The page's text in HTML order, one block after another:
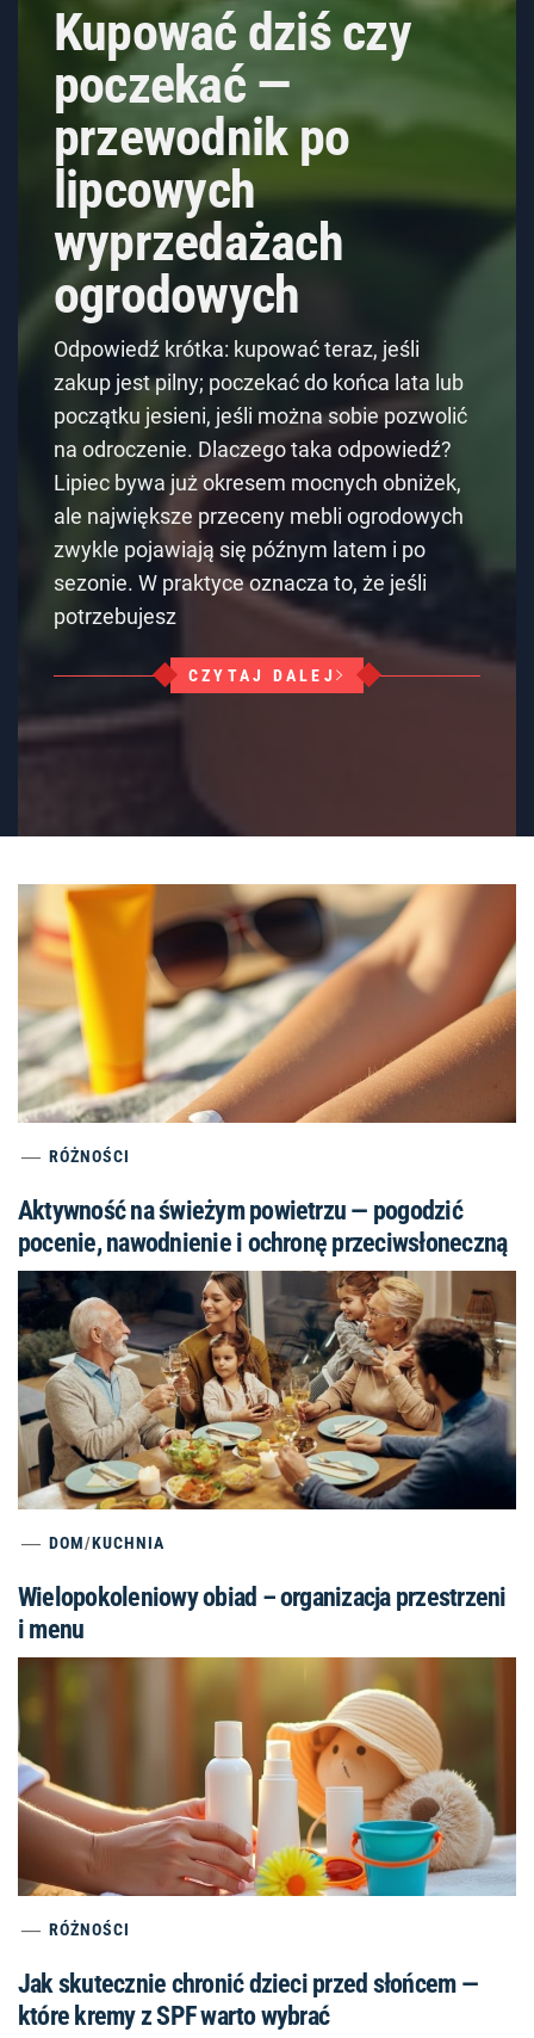
Kupować dziś czy
poczekać —
przewodnik po
lipcowych
wyprzedażach
ogrodowych
Odpowiedź krótka: kupować teraz, jeśli
zakup jest pilny; poczekać do końca lata lub
początku jesieni, jeśli można sobie pozwolić
na odroczenie. Dlaczego taka odpowiedź?
Lipiec bywa już okresem mocnych obniżek,
ale największe przeceny mebli ogrodowych
zwykle pojawiają się późnym latem i po
sezonie. W praktyce oznacza to, że jeśli
potrzebujesz
CZYTAJ DALEJ
RÓŻNOŚCI
Aktywność na świeżym powietrzu — pogodzić
pocenie, nawodnienie i ochronę przeciwsłoneczną
DOM/KUCHNIA
Wielopokoleniowy obiad – organizacja przestrzeni
i menu
RÓŻNOŚCI
Jak skutecznie chronić dzieci przed słońcem —
które kremy z SPF warto wybrać